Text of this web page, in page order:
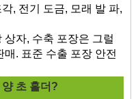
, 전기 도금, 모래 발 파,
자, 수축 포장은 그럴
. 표준 수출 포장 안전
초 홀더?